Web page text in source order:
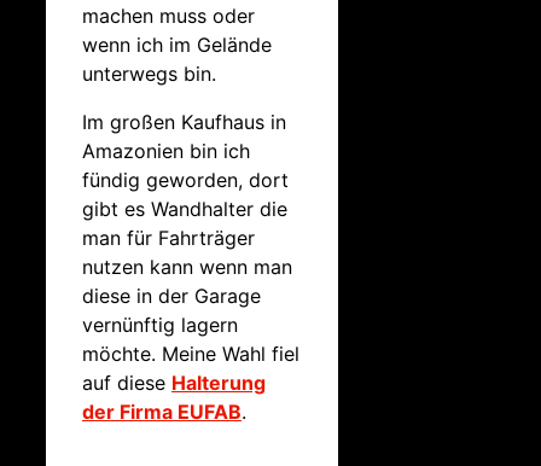
machen muss oder
wenn ich im Gelände
unterwegs bin.
Im großen Kaufhaus in
Amazonien bin ich
fündig geworden, dort
gibt es Wandhalter die
man für Fahrträger
nutzen kann wenn man
diese in der Garage
vernünftig lagern
möchte. Meine Wahl fiel
auf diese Halterung
der Firma EUFAB.